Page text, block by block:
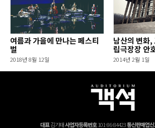
여름과 가을에 만나는 페스티
벌
2018년 8월 12일
남산의 변화,
립극장장 안
2014년 2월 1일
대표김기태사업자등록번호101-86-84423통신판매업